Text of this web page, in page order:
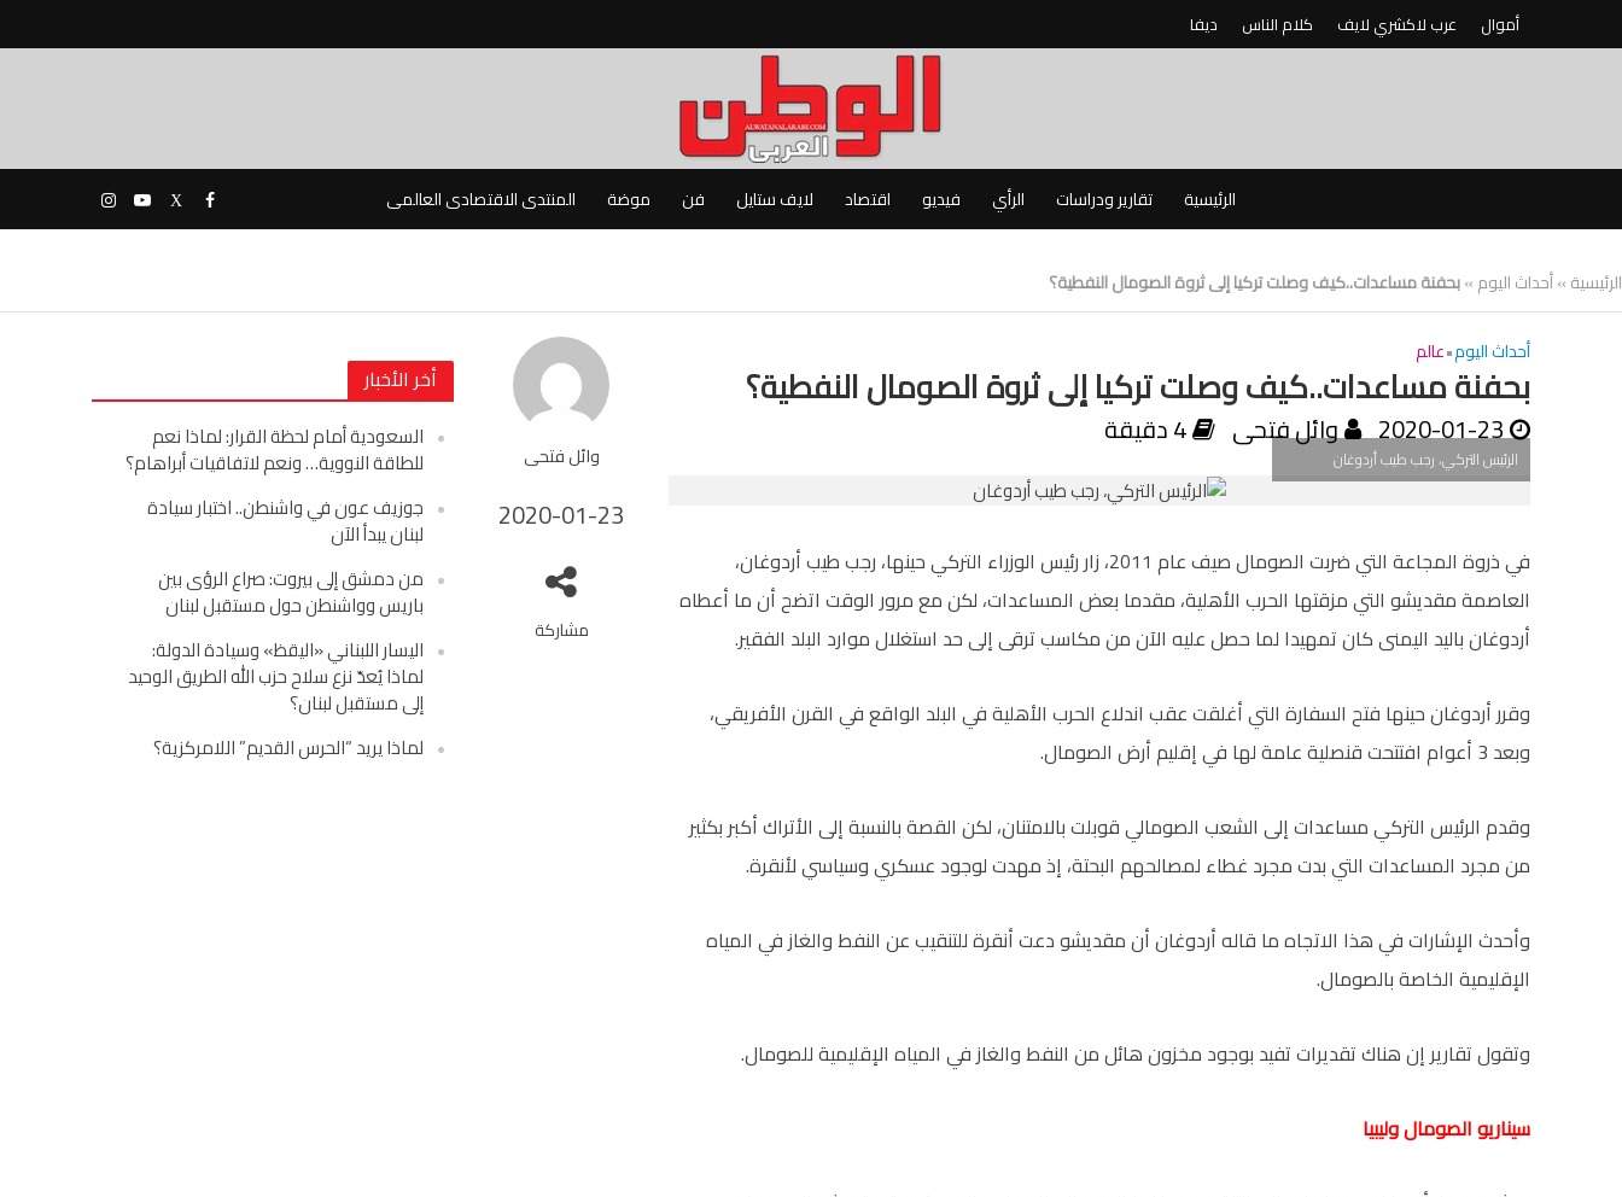
أموال عرب لاكشري لايف كلام الناس ديفا
الرئيسية تقارير ودراسات الرأي فيديو اقتصاد لايف ستايل فن موضة المنتدى الاقتصادى العالمى
الرئيسية»أحداث اليوم»بحفنة مساعدات..كيف وصلت تركيا إلى ثروة الصومال النفطية؟
أخر الأخبار
السعودية أمام لحظة القرار: لماذا نعم
للطاقة النووية… ونعم لاتفاقيات أبراهام؟
جوزيف عون في واشنطن.. اختبار سيادة
لبنان يبدأ الآن
من دمشق إلى بيروت: صراع الرؤى بين
باريس وواشنطن حول مستقبل لبنان
اليسار اللبناني «اليقظ» وسيادة الدولة:
لماذا يُعدّ نزع سلاح حزب الله الطريق الوحيد
إلى مستقبل لبنان؟
لماذا يريد “الحرس القديم” اللامركزية؟
وائل فتحى
2020-01-23
مشاركة
أحداث اليوم•عالم
بحفنة مساعدات..كيف وصلت تركيا إلى ثروة الصومال النفطية؟
2020-01-23 وائل فتحى 4 دقيقة
الرئيس التركي، رجب طيب أردوغان
في ذروة المجاعة التي ضربت الصومال صيف عام 2011، زار رئيس الوزراء التركي حينها، رجب طيب أردوغان،
العاصمة مقديشو التي مزقتها الحرب الأهلية، مقدما بعض المساعدات، لكن مع مرور الوقت اتضح أن ما أعطاه
أردوغان باليد اليمنى كان تمهيدا لما حصل عليه الآن من مكاسب ترقى إلى حد استغلال موارد البلد الفقير.
وقرر أردوغان حينها فتح السفارة التي أغلقت عقب اندلاع الحرب الأهلية في البلد الواقع في القرن الأفريقي،
وبعد 3 أعوام افتتحت قنصلية عامة لها في إقليم أرض الصومال.
وقدم الرئيس التركي مساعدات إلى الشعب الصومالي قوبلت بالامتنان، لكن القصة بالنسبة إلى الأتراك أكبر بكثير
من مجرد المساعدات التي بدت مجرد غطاء لمصالحهم البحتة، إذ مهدت لوجود عسكري وسياسي لأنقرة.
وأحدث الإشارات في هذا الاتجاه ما قاله أردوغان أن مقديشو دعت أنقرة للتنقيب عن النفط والغاز في المياه
الإقليمية الخاصة بالصومال.
وتقول تقارير إن هناك تقديرات تفيد بوجود مخزون هائل من النفط والغاز في المياه الإقليمية للصومال.
سيناريو الصومال وليبيا